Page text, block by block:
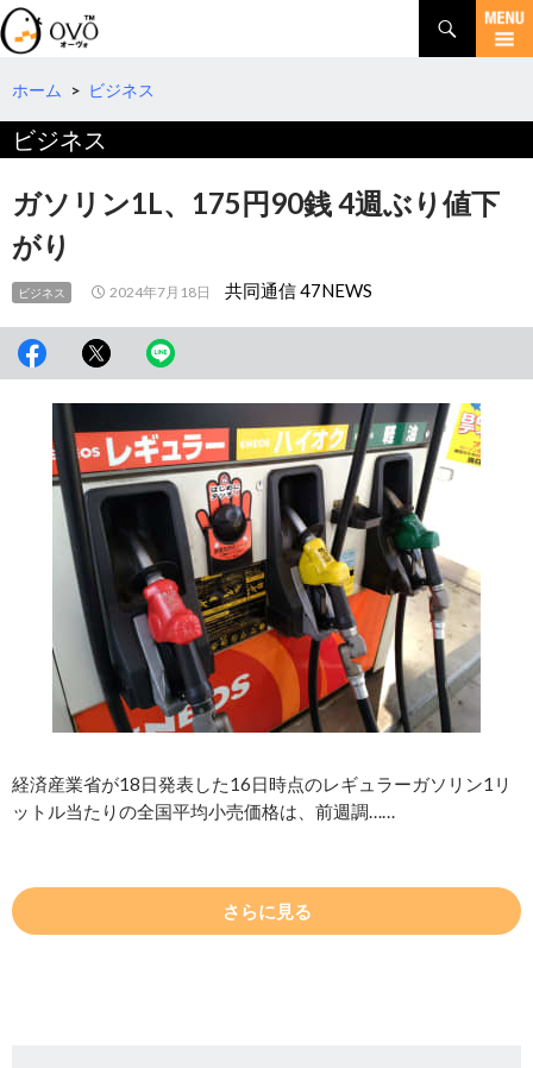
検
索
コ
テ
へ
動
ホーム > ビジネス
ビジネス
ガソリン1L、175円90銭 4週ぶり値下
がり
ビジネス 2024年7月18日 共同通信 47NEWS
経済産業省が18日発表した16日時点のレギュラーガソリン1リ
ットル当たりの全国平均小売価格は、前週調……
さらに見る